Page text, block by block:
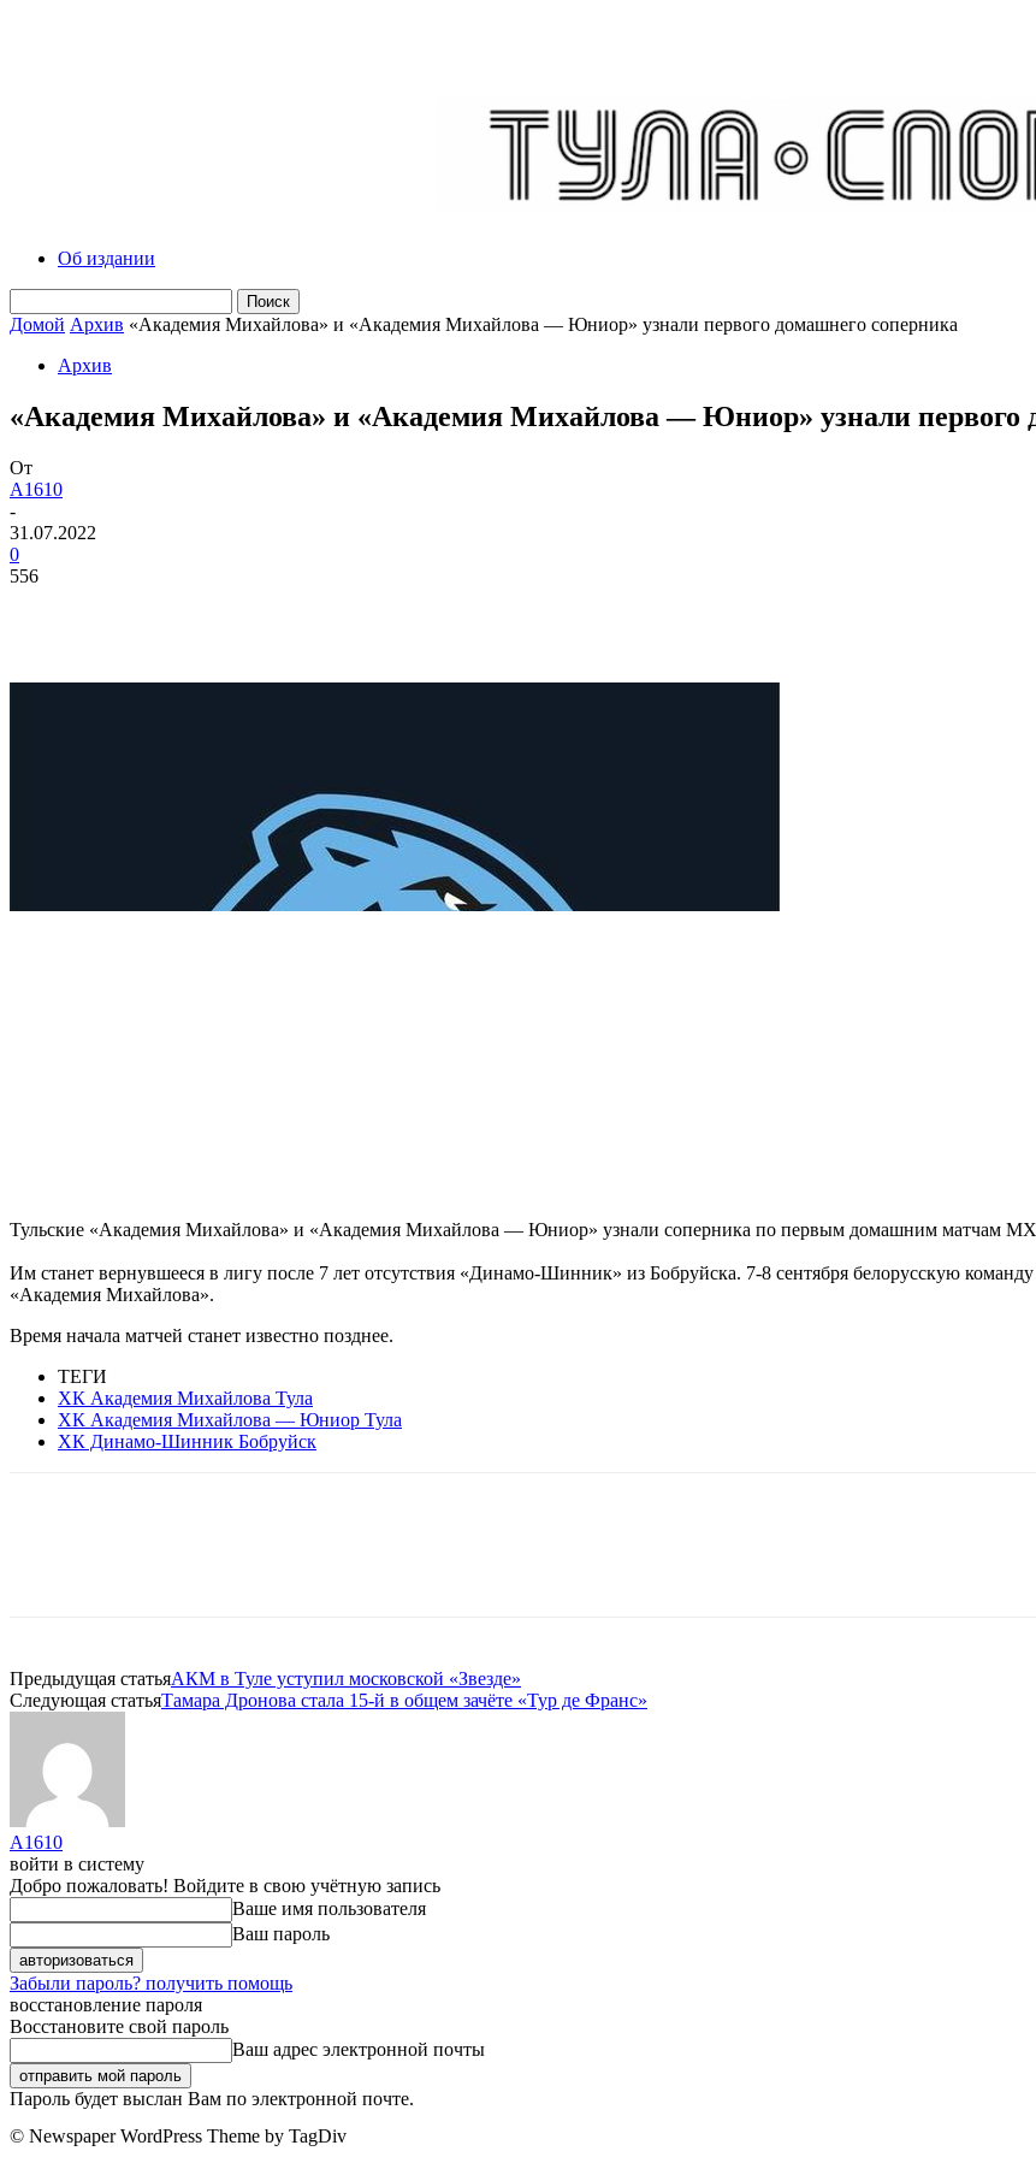
Об издании
Домой Архив «Академия Михайлова» и «Академия Михайлова — Юниор» узнали первого домашнего соперника
Архив
«Академия Михайлова» и «Академия Михайлова — Юниор» узнали первого
От
A1610
-
31.07.2022
0
556
Тульские «Академия Михайлова» и «Академия Михайлова — Юниор» узнали соперника по первым домашним матчам
Им станет вернувшееся в лигу после 7 лет отсутствия «Динамо-Шинник» из Бобруйска. 7-8 сентября белорусскую
«Академия Михайлова».
Время начала матчей станет известно позднее.
ТЕГИ
ХК Академия Михайлова Тула
ХК Академия Михайлова — Юниор Тула
ХК Динамо-Шинник Бобруйск
Предыдущая статьяАКМ в Туле уступил московской «Звезде»
Следующая статьяТамара Дронова стала 15-й в общем зачёте «Тур де Франс»
A1610
войти в систему
Добро пожаловать! Войдите в свою учётную запись
Ваше имя пользователя
Ваш пароль
Забыли пароль? получить помощь
восстановление пароля
Восстановите свой пароль
Ваш адрес электронной почты
Пароль будет выслан Вам по электронной почте.
© Newspaper WordPress Theme by TagDiv